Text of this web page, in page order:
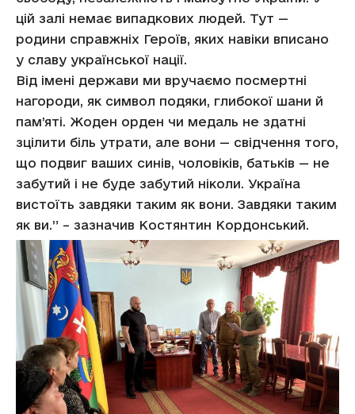
цій залі немає випадкових людей. Тут —
родини справжніх Героїв, яких навіки вписано
у славу української нації.
Від імені держави ми вручаємо посмертні
нагороди, як символ подяки, глибокої шани й
пам’яті. Жоден орден чи медаль не здатні
зцілити біль утрати, але вони — свідчення того,
що подвиг ваших синів, чоловіків, батьків — не
забутий і не буде забутий ніколи. Україна
вистоїть завдяки таким як вони. Завдяки таким
як ви.” – зазначив Костянтин Кордонський.